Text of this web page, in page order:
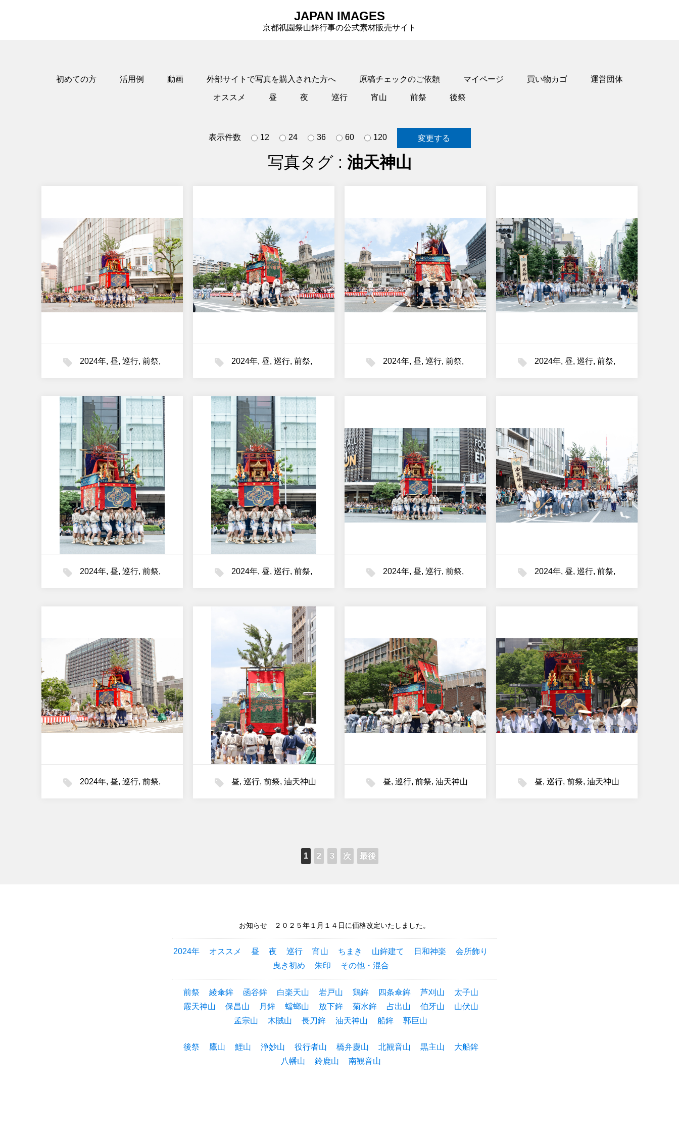
JAPAN IMAGES
京都祇園祭山鉾行事の公式素材販売サイト
初めての方 活用例 動画 外部サイトで写真を購入された方へ 原稿チェックのご依頼 マイページ 買い物カゴ 運営団体
オススメ 昼 夜 巡行 宵山 前祭 後祭
表示件数 12 24 36 60 120
写真タグ : 油天神山
2024年, 昼, 巡行, 前祭,
油天神山
2024年, 昼, 巡行, 前祭,
油天神山
2024年, 昼, 巡行, 前祭, 2024年, 昼, 巡行, 前祭,
2024年, 昼, 巡行, 前祭, 2024年, 昼, 巡行, 前祭, 2024年, 昼, 巡行, 前祭, 2024年, 昼, 巡行, 前祭,
2024年, 昼, 巡行, 前祭, 昼, 巡行, 前祭, 油天神山 昼, 巡行, 前祭, 油天神山 昼, 巡行, 前祭, 油天神山
1 2 3 次 最後
お知らせ ２０２５年１月１４日に価格改定いたしました。
2024年 オススメ 昼 夜 巡行 宵山 ちまき 山鉾建て 日和神楽
会所飾り
曳き初め
朱印 その他・混合
前祭 綾傘鉾 函谷鉾 白楽天山 岩戸山 鶏鉾 四条傘鉾 芦刈山
太子山
霰天神山
保昌山 月鉾 蟷螂山 放下鉾 菊水鉾 占出山 伯牙山
山伏山
孟宗山
木賊山 長刀鉾 油天神山 船鉾 郭巨山
後祭 鷹山 鯉山 浄妙山 役行者山 橋弁慶山 北観音山 黒主山
大船鉾
八幡山
鈴鹿山 南観音山